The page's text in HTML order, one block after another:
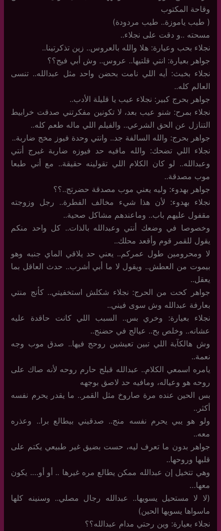
وقاحة المكتوب
( طيب ياموزة.. طيب مردودة)
مسحته ..و دقت على نجلاء..
نجلاء بحب وعيارة: هلا والله بالعروس.. زين تذكرتينا..
جواهر بعيارة: انتي قلتيها.. عروس.. وش أبي فيج؟؟
نجلاء بخبث: أيه اللي نامت بحضن واحد مثل عبدالله.. تنسى
العالم كله..
جواهر بحرج كبير: نجلاء عيب يا قليلة الأدب..
نجلاء بمرح: شنو عيب بعد، لا تكونين مفكرتني صدقت خرابيط
التنازل عن الحق الشرعي.. والفيلم اللي ماله طعم كله..
جواهر بحرج: والله السالفة جد.. وانتي وحدة فيوز مخج ضاربة..
نجلاء اللي تضحك: والله مافيه حد فيوزه ضاربة غيرج أنتي
وعبدالله.. لو كان الكلام اللي تقولينه حقيقة.. مع أني طبعا
موب مصدقة..
جواهر بهدوء: وليه يعني موب مصدقة حضرتج..؟؟
نجلاء بهدوء: لأن هذا شيء مخالف الفطرة.. رجل وزوجته
مقفول عليهم باب.. وماعندهم مشاكل صحية..
وخصوصا في وضعك أنتي وعبدالله بالذات.. كل واحد منكم
يقول للقمر قوم وأقعد محلك..
لا ومحرومين طول عمركم.. يعني حد يلاقي الماي جنبه وهو
بيموت من العطش.. ويقول لا ما أبي أشرب.. حدث العاقل بما
يعقل..
جواهر كحت من الحرج: نجلاء شكلش استخفيتي.. كأنج منتي
بعارفة عبدالله وش سوى فيني..
نجلاء بعيارة: وخري بس.. السبب اللي كانت حاقدة عليه
عشانه.. وخلص بح.. عيالج في حضنج..
وش هالكآبة اللي تبين تعيشين روحج فيها.. صدق موب وجه
نعمة..
يامره اسمعي الكلام.. عبدالله قبلج حارم روحه لأنه صاك على
روحه هو وعياله، ومافيه حد لاصق بوجهه
بس الحين عنده مرة صاروخ مثل القمر.. ما يقدر يحرم نفسه
أكثر..
ولو هو يبي يحرم نفسه منج.. صدقيني بيطالع برا.. وعذره
معه..
جواهر بدون ما تعرف ليه، حست بضيق غير طبيعي يكتم على
قلبها وروحها..
وهي تتخيل إن عبدالله ممكن يطالع مره غيرها .. أو أو…. يكون
معها…
(لا لا مستحيل يسويها.. عبدالله رجال مصلي.. وسنينه كلها
ماسواها يسويها الحين)
نجلاء بعيارة: وين رحتي مدام عبدالله؟؟